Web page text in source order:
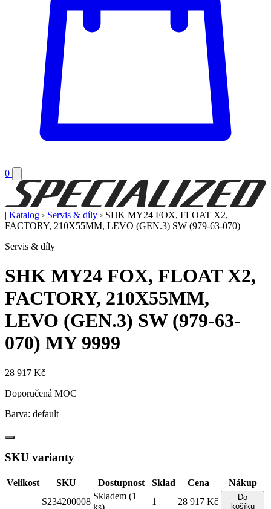
0
| Katalog › Servis & díly › SHK MY24 FOX, FLOAT X2,
FACTORY, 210X55MM, LEVO (GEN.3) SW (979-63-070)
Servis & díly
SHK MY24 FOX, FLOAT X2,
FACTORY, 210X55MM,
LEVO (GEN.3) SW (979-63-
070) MY 9999
28 917 Kč
Doporučená MOC
Barva: default
SKU varianty
Velikost SKU Dostupnost Sklad Cena
Nákup
S234200008
Skladem (1
1 28 917 Kč
Do
košíku